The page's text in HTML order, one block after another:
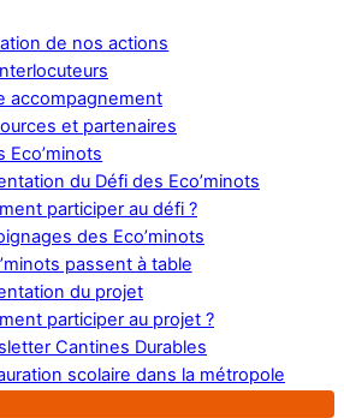
de nos actions
accompagnement
et partenaires
Eco’minots
du Défi des Eco’minots
participer au défi ?
des Eco’minots
passent à table
du projet
participer au projet ?
Cantines Durables
scolaire dans la métropole